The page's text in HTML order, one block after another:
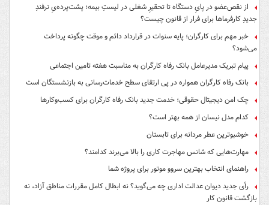
از نقص‌عضو در پایِ دستگاه تا تحقیرِ شغلی در لیستِ بیمه؛ پشت‌پرده‌یِ ترفندِ
جدیدِ کارفرماها برای فرار از قانون چیست؟
خبر مهم برای کارگران؛ پایه سنوات در قرارداد دائم و موقت چگونه پرداخت
می‌شود؟
پیام تبریک مدیرعامل بانک رفاه کارگران به مناسبت هفته تامین اجتماعی
بانک رفاه کارگران همواره در پی ارتقای سطح خدمات‌رسانی به بازنشستگان است
چک امن دیجیتال حقوقی؛ خدمت جدید بانک رفاه کارگران برای کسب‌وکارها
کدام مدل نیسان از همه بهتر است؟
خوشبوترین عطر مردانه برای تابستان
مهارت‌هایی که شانس مهاجرت کاری را بالا می‌برند کدامند؟
راهنمای انتخاب بهترین سروو موتور برای پروژه شما
رأی جدید دیوان عدالت اداری چه می‌گوید؟ نه ابطال کامل مقررات مناطق آزاد، نه
بازگشت قانون کار